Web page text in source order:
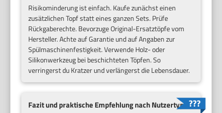
Risikominderung ist einfach. Kaufe zunächst einen
zusätzlichen Topf statt eines ganzen Sets. Prüfe
Rückgaberechte. Bevorzuge Original-Ersatztöpfe vom
Hersteller. Achte auf Garantie und auf Angaben zur
Spülmaschinenfestigkeit. Verwende Holz- oder
Silikonwerkzeug bei beschichteten Töpfen. So
verringerst du Kratzer und verlängerst die Lebensdauer.
Fazit und praktische Empfehlung nach Nutzertyp